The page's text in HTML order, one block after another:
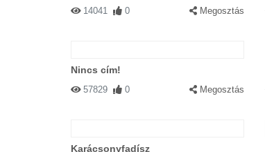
14041 0 Megosztás
Nincs cím!
57829 0 Megosztás
Karácsonyfadísz